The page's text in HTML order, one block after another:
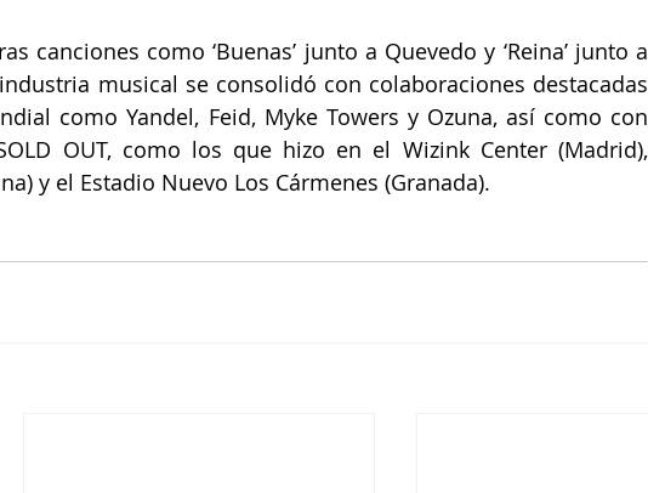
canciones como ‘Buenas’ junto a Quevedo y ‘Reina’ junto a
musical se consolidó con colaboraciones destacadas
como Yandel, Feid, Myke Towers y Ozuna, así como con
OUT, como los que hizo en el Wizink Center (Madrid),
y el Estadio Nuevo Los Cármenes (Granada).